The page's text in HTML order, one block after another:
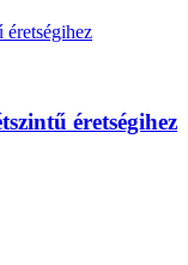
éretségihez